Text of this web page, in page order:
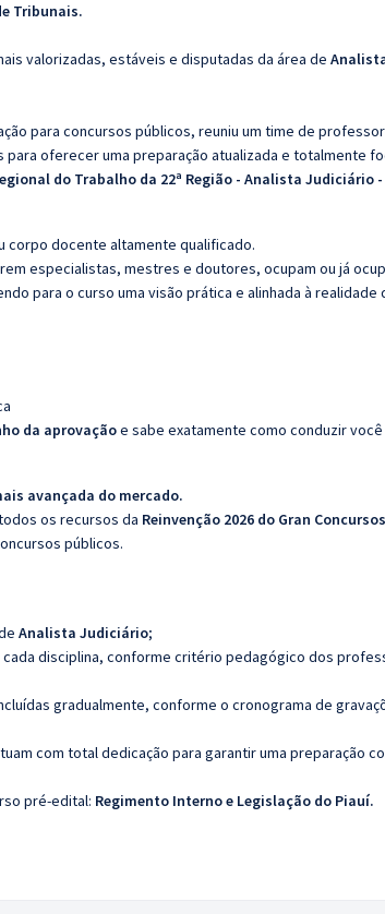
Tribunais.
valorizadas, estáveis e disputadas da área de
para concursos públicos, reuniu um time de
oferecer uma preparação atualizada e totalmente
do Trabalho da 22ª Região - Analista Judiciário -
corpo docente altamente qualificado.
especialistas, mestres e doutores, ocupam ou já
para o curso uma visão prática e alinhada à realidade
da aprovaçãoe sabe exatamente como conduzir você
avançada do mercado.
os recursos da Reinvenção 2026 do Gran Concursos
públicos.
Analista Judiciário;
disciplina, conforme critério pedagógico dos
gradualmente, conforme o cronograma de
com total dedicação para garantir uma preparação
pré-edital: Regimento Interno e Legislação do Piauí.